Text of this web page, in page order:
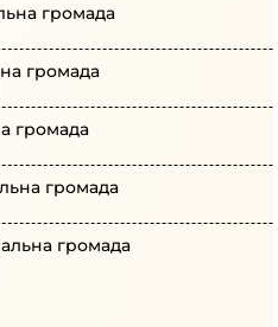
громада
громада
громада
громада
громада